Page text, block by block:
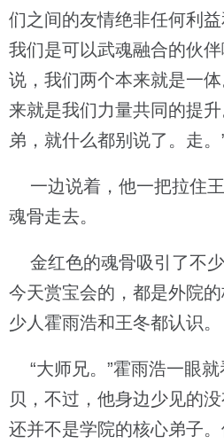
们之间的友情绝非任何利益
我们是可以武魂融合的伙
说，我们两个本来就是一
来就是我们力量共同的提
弟，就什么都别说了。走。
一边说着，他一把拉住
魂骨走去。
金红色的魂骨吸引了不
今天赏宝会的，都是外院
少人霍雨浩和王冬都认识。
“大师兄。”霍雨浩一眼就
贝，不过，他身边少见的
还并不是学院的核心弟子